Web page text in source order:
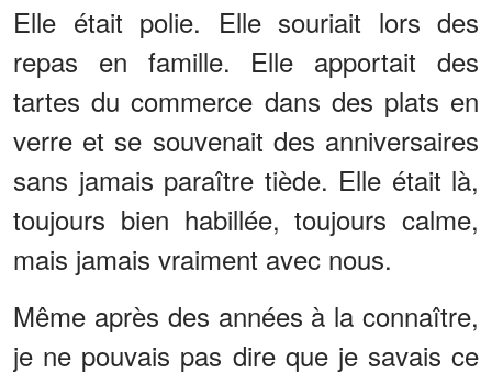
Elle était polie. Elle souriait lors des
repas en famille. Elle apportait des
tartes du commerce dans des plats en
verre et se souvenait des anniversaires
sans jamais paraître tiède. Elle était là,
toujours bien habillée, toujours calme,
mais jamais vraiment avec nous.
Même après des années à la connaître,
je ne pouvais pas dire que je savais ce